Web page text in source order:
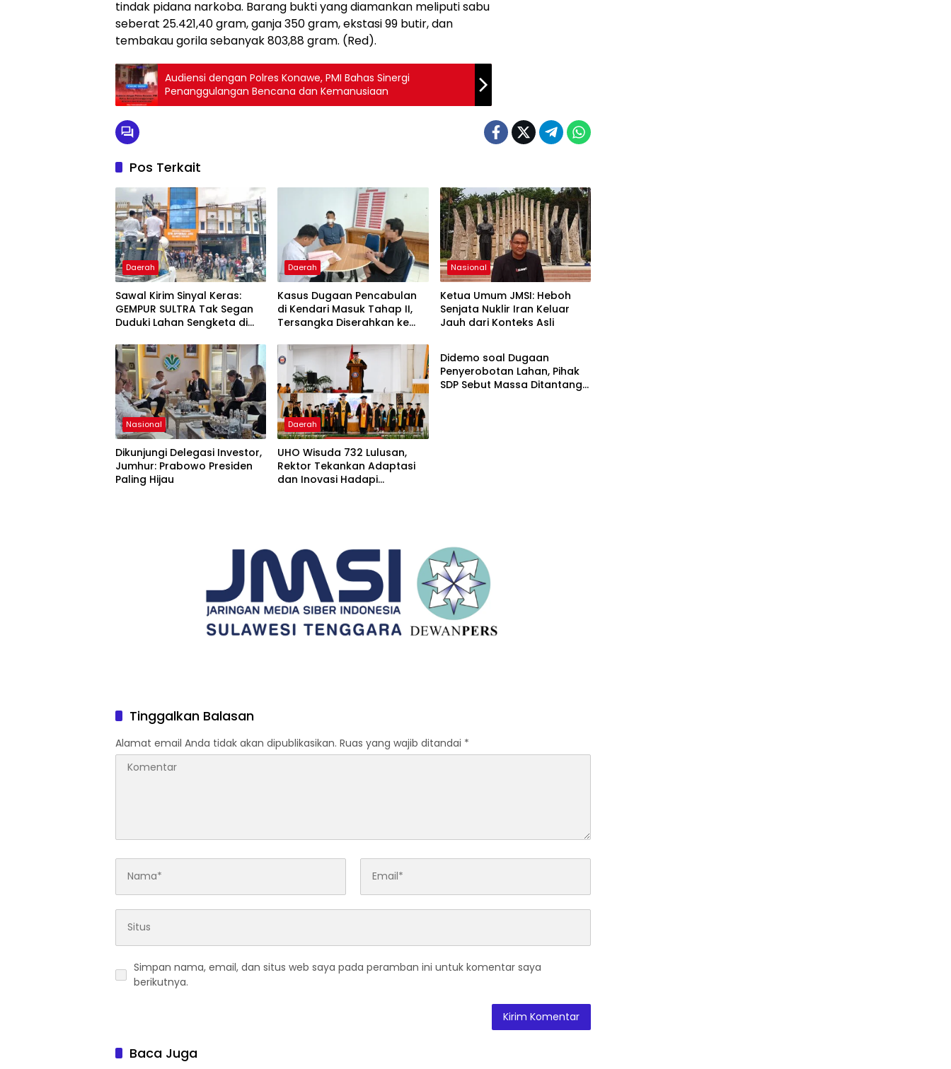
tindak pidana narkoba. Barang bukti yang diamankan meliputi sabu
seberat 25.421,40 gram, ganja 350 gram, ekstasi 99 butir, dan
tembakau gorila sebanyak 803,88 gram. (Red).
Audiensi dengan Polres Konawe, PMI Bahas Sinergi
Penanggulangan Bencana dan Kemanusiaan
Pos Terkait
Daerah
Sawal Kirim Sinyal Keras:
GEMPUR SULTRA Tak Segan
Duduki Lahan Sengketa di
Daerah
Kasus Dugaan Pencabulan
di Kendari Masuk Tahap II,
Tersangka Diserahkan ke
Nasional
Ketua Umum JMSI: Heboh
Senjata Nuklir Iran Keluar
Jauh dari Konteks Asli
Nasional
Dikunjungi Delegasi Investor,
Jumhur: Prabowo Presiden
Paling Hijau
Daerah
UHO Wisuda 732 Lulusan,
Rektor Tekankan Adaptasi
dan Inovasi Hadapi
Daerah
Didemo soal Dugaan
Penyerobotan Lahan, Pihak
SDP Sebut Massa Ditantang
Tinggalkan Balasan
Alamat email Anda tidak akan dipublikasikan. Ruas yang wajib ditandai *
Simpan nama, email, dan situs web saya pada peramban ini untuk komentar saya
berikutnya.
Baca Juga